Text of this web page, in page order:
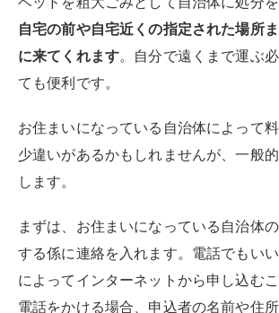
自宅の前や自宅近くの指定された場所
に来てくれます。自分で遠くまで運ぶ
ても便利です。
お住まいになっている自治体によって
少違いがあるかもしれませんが、一般
します。
まずは、お住まいになっている自治体
する係に連絡を入れます。電話でもい
によってインターネットから申し込むこ
電話をかける場合、申込者の名前や住